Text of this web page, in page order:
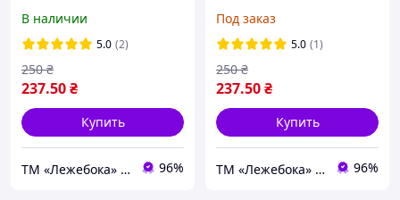
путешествия
В наличии
5.0 (2)
237.50₴
250 ₴
Купить
ТМ «Лежебока» - текстиль и спецтовары 96%
спины.Валик под ногу .
Поддержка руки-кисти
Под заказ
5.0 (1)
237.50₴
250 ₴
Купить
ТМ «Лежебока» - текстиль и спецтовары 96%